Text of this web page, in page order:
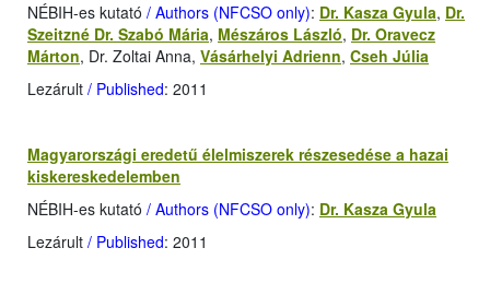
NÉBIH-es kutató / Authors (NFCSO only): Dr. Kasza Gyula, Dr.
Szeitzné Dr. Szabó Mária, Mészáros László, Dr. Oravecz
Márton, Dr. Zoltai Anna, Vásárhelyi Adrienn, Cseh Júlia
Lezárult / Published: 2011
Magyarországi eredetű élelmiszerek részesedése a hazai
kiskereskedelemben
NÉBIH-es kutató / Authors (NFCSO only): Dr. Kasza Gyula
Lezárult / Published: 2011